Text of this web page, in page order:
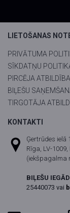
LIETOŠANAS
PRIVĀTUMA
SĪKDATŅU
PIRCĒJA ATBILDĪBA
BIĻEŠU
TIRGOTĀJA
KONTAKTI
Ģertrūdes ielā
Rīga, LV-
(iekšpagalma
BIĻEŠU
25440073 vai